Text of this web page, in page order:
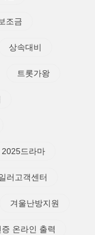
조금
상속대비
트롯가왕
2025드라마
러고객센터
겨울난방지원
증 온라인 출력